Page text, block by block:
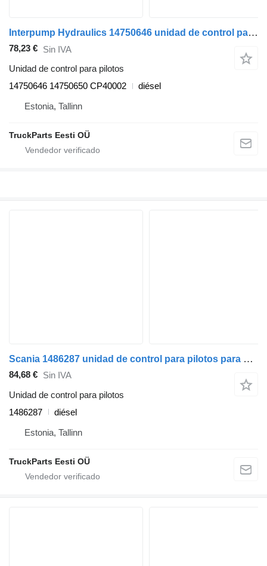
Interpump Hydraulics 14750646 unidad de control para pilotos para Scania P,G,R,T-series (2004-2017) cabeza tractora
78,23 € Sin IVA
Unidad de control para pilotos
14750646 14750650 CP40002
diésel
Estonia, Tallinn
TruckParts Eesti OÜ
Scania 1486287 unidad de control para pilotos para Scania P,G,R,T-series (2004-2017) cabeza tractora
84,68 € Sin IVA
Unidad de control para pilotos
1486287
diésel
Estonia, Tallinn
TruckParts Eesti OÜ